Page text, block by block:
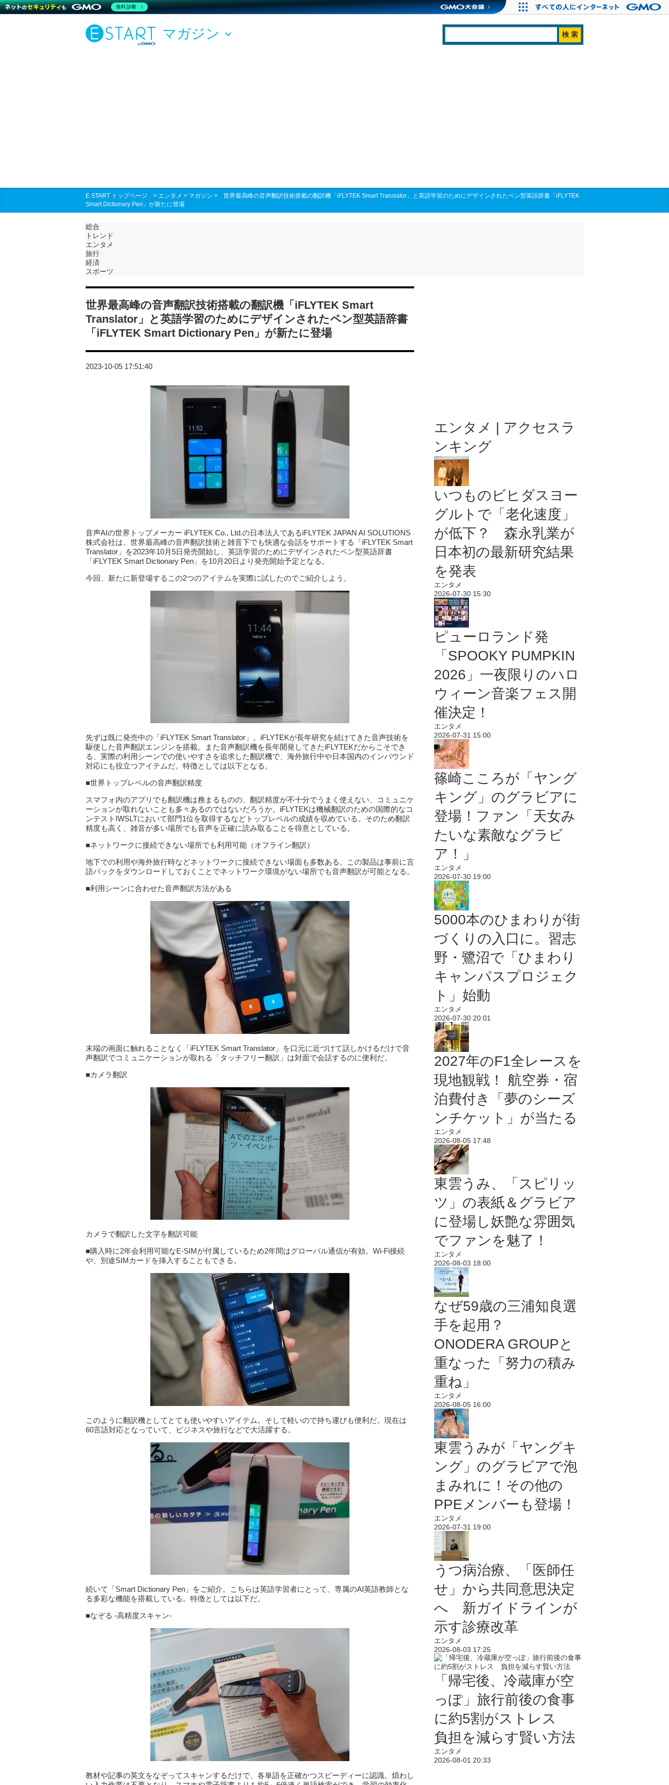
マガジン
E START トップページ > エンタメ > マガジン > 世界最高峰の音声翻訳技術搭載の翻訳機「iFLYTEK Smart Translator」と英語学習のためにデザインされたペン型英語辞書「iFLYTEK
Smart Dictionary Pen」が新たに登場
総合
トレンド
エンタメ
旅行
経済
スポーツ
世界最高峰の音声翻訳技術搭載の翻訳機「iFLYTEK Smart
Translator」と英語学習のためにデザインされたペン型英語辞書
「iFLYTEK Smart Dictionary Pen」が新たに登場
2023-10-05 17:51:40
音声AIの世界トップメーカー iFLYTEK Co., Ltd.の日本法人であるiFLYTEK JAPAN AI SOLUTIONS
株式会社は、世界最高峰の音声翻訳技術と雑音下でも快適な会話をサポートする「iFLYTEK Smart
Translator」を2023年10月5日発売開始し、英語学習のためにデザインされたペン型英語辞書
「iFLYTEK Smart Dictionary Pen」を10月20日より発売開始予定となる。
今回、新たに新登場するこの2つのアイテムを実際に試したのでご紹介しよう。
先ずは既に発売中の「iFLYTEK Smart Translator」。iFLYTEKが長年研究を続けてきた音声技術を
駆使した音声翻訳エンジンを搭載。また音声翻訳機を長年開発してきたiFLYTEKだからこそでき
る、実際の利用シーンでの使いやすさを追求した翻訳機で、海外旅行中や日本国内のインバウンド
対応にも役立つアイテムだ。特徴としては以下となる。
■世界トップレベルの音声翻訳精度
スマフォ内のアプリでも翻訳機は務まるものの、翻訳精度が不十分でうまく使えない、コミュニケ
ーションが取れないことも多々あるのではないだろうか。iFLYTEKは機械翻訳のための国際的なコ
ンテストIWSLTにおいて部門1位を取得するなどトップレベルの成績を収めている。そのため翻訳
精度も高く、雑音が多い場所でも音声を正確に読み取ることを得意としている。
■ネットワークに接続できない場所でも利用可能（オフライン翻訳）
地下での利用や海外旅行時などネットワークに接続できない場面も多数ある。この製品は事前に言
語パックをダウンロードしておくことでネットワーク環境がない場所でも音声翻訳が可能となる。
■利用シーンに合わせた音声翻訳方法がある
末端の画面に触れることなく「iFLYTEK Smart Translator」を口元に近づけて話しかけるだけで音
声翻訳でコミュニケーションが取れる「タッチフリー翻訳」は対面で会話するのに便利だ。
■カメラ翻訳
カメラで翻訳した文字を翻訳可能
■購入時に2年会利用可能なE-SIMが付属しているため2年間はグローバル通信が有効。Wi-Fi接続
や、別途SIMカードを挿入することもできる。
このように翻訳機としてとても使いやすいアイテム。そして軽いので持ち運びも便利だ。現在は
60言語対応となっていて、ビジネスや旅行などで大活躍する。
続いて「Smart Dictionary Pen」をご紹介。こちらは英語学習者にとって、専属のAI英語教師とな
る多彩な機能を搭載している。特徴としては以下だ。
■なぞる -高精度スキャン-
教材や記事の英文をなぞってスキャンするだけで、各単語を正確かつスピーディーに認識。煩わし
エンタメ | アクセスラ
ンキング
いつものビヒダスヨー
グルトで「老化速度」
が低下？ 森永乳業が
日本初の最新研究結果
を発表
エンタメ
2026-07-30 15:30
ピューロランド発
「SPOOKY PUMPKIN
2026」一夜限りのハロ
ウィーン音楽フェス開
催決定！
エンタメ
2026-07-31 15:00
篠崎こころが「ヤング
キング」のグラビアに
登場！ファン「天女み
たいな素敵なグラビ
ア！」
エンタメ
2026-07-30 19:00
5000本のひまわりが街
づくりの入口に。習志
野・鷺沼で「ひまわり
キャンパスプロジェク
ト」始動
エンタメ
2026-07-30 20:01
2027年のF1全レースを
現地観戦！ 航空券・宿
泊費付き「夢のシーズ
ンチケット」が当たる
エンタメ
2026-08-05 17:48
東雲うみ、「スピリッ
ツ」の表紙＆グラビア
に登場し妖艶な雰囲気
でファンを魅了！
エンタメ
2026-08-03 18:00
なぜ59歳の三浦知良選
手を起用？
ONODERA GROUPと
重なった「努力の積み
重ね」
エンタメ
2026-08-05 16:00
東雲うみが「ヤングキ
ング」のグラビアで泡
まみれに！その他の
PPEメンバーも登場！
エンタメ
2026-07-31 19:00
うつ病治療、「医師任
せ」から共同意思決定
へ 新ガイドラインが
示す診療改革
エンタメ
2026-08-03 17:25
「帰宅後、冷蔵庫が空
っぽ」旅行前後の食事
に約5割がストレス
負担を減らす賢い方法
エンタメ
2026-08-01 20:33
無料診断